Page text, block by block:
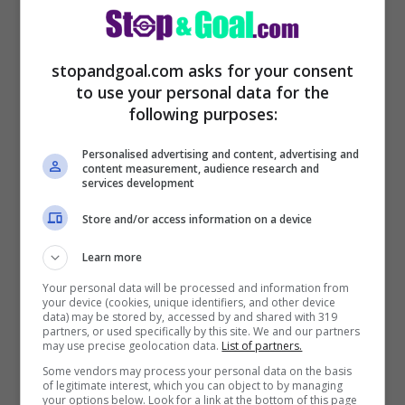
C’entra proprio l’exmoglie di De Paul nel
Perché la donna, Camila Homs, ha
denunciato il calciatore dell’Atletico Madrid
che spera di poter andar a giocare il
prossimo Mondiale con la Seleccion. Il
motivo della possibile assenza del
giocatore è chiaro, per via della legge che
c’è nel paese arabo.
stopandgoal.com asks for your consent
to use your personal data for the
following purposes:
Personalised advertising and content, advertising and
content measurement, audience research and
services development
Store and/or access information on a device
Learn more
Your personal data will be processed and information from
your device (cookies, unique identifiers, and other device
data) may be stored by, accessed by and shared with 319
partners, or used specifically by this site. We and our partners
may use precise geolocation data. List of partners.
Some vendors may process your personal data on the basis
of legitimate interest, which you can object to by managing
your options below. Look for a link at the bottom of this page